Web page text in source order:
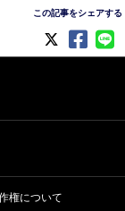
この記事をシェアする
権について